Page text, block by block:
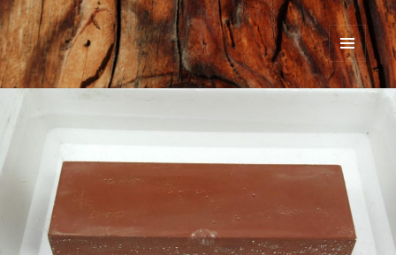
Urban Woodworking
MENÜ
UND